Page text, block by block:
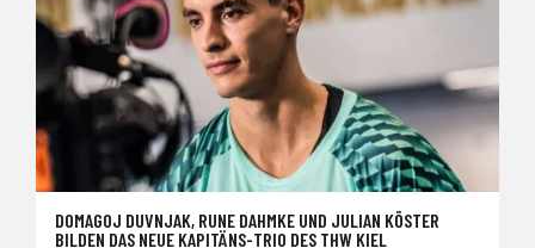
DOMAGOJ DUVNJAK, RUNE DAHMKE UND JULIAN KÖSTER
BILDEN DAS NEUE KAPITÄNS-TRIO DES THW KIEL